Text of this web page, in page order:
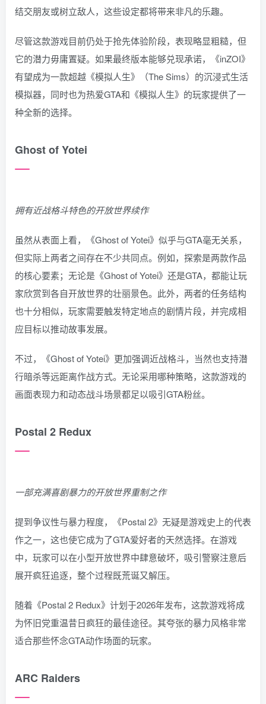
结交朋友或树立敌人，这些设定都将带来非凡的乐趣。
尽管这款游戏目前仍处于抢先体验阶段，表现略显粗糙，但
它的潜力毋庸置疑。如果最终版本能够兑现承诺，《inZOI》
有望成为一款超越《模拟人生》（The Sims）的沉浸式生活
模拟器，同时也为热爱GTA和《模拟人生》的玩家提供了一
种全新的选择。
Ghost of Yotei
拥有近战格斗特色的开放世界续作
虽然从表面上看，《Ghost of Yotei》似乎与GTA毫无关系，
但实际上两者之间存在不少共同点。例如，探索是两款作品
的核心要素；无论是《Ghost of Yotei》还是GTA，都能让玩
家欣赏到各自开放世界的壮丽景色。此外，两者的任务结构
也十分相似，玩家需要触发特定地点的剧情片段，并完成相
应目标以推动故事发展。
不过，《Ghost of Yotei》更加强调近战格斗，当然也支持潜
行暗杀等远距离作战方式。无论采用哪种策略，这款游戏的
画面表现力和动态战斗场景都足以吸引GTA粉丝。
Postal 2 Redux
一部充满喜剧暴力的开放世界重制之作
提到争议性与暴力程度，《Postal 2》无疑是游戏史上的代表
作之一，这也使它成为了GTA爱好者的天然选择。在游戏
中，玩家可以在小型开放世界中肆意破坏，吸引警察注意后
展开疯狂追逐，整个过程既荒诞又解压。
随着《Postal 2 Redux》计划于2026年发布，这款游戏将成
为怀旧党重温昔日疯狂的最佳途径。其夸张的暴力风格非常
适合那些怀念GTA动作场面的玩家。
ARC Raiders